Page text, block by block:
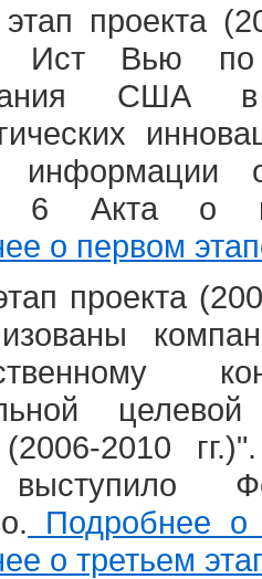
проекта
Ист Вью по
США
информации
6 Акта о
о первом
проекта
2010
Подробнее о
о третьем